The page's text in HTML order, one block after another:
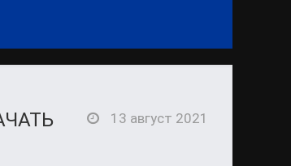
13 август 2021